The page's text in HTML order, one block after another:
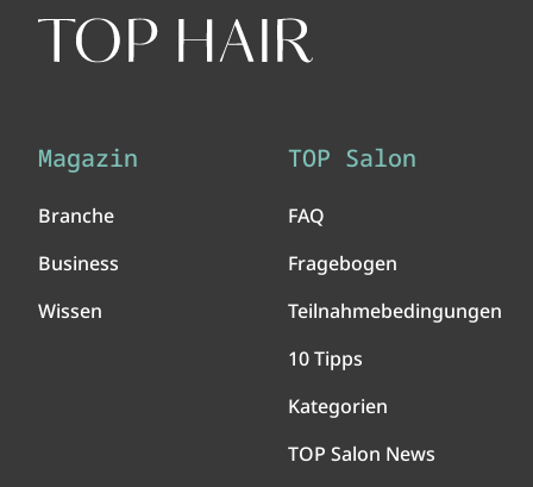
Magazin
Branche
Business
Wissen
TOP Salon
FAQ
Fragebogen
Teilnahmebedingungen
10 Tipps
Kategorien
TOP Salon News